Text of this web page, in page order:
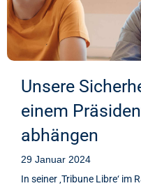
Unsere
einem
abhängen
29 Januar 2024
In seiner ‚Tribune Libre‘